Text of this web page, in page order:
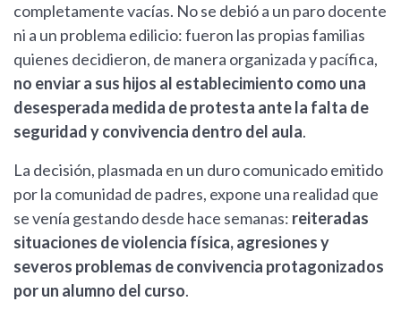
completamente vacías. No se debió a un paro docente
ni a un problema edilicio: fueron las propias familias
quienes decidieron, de manera organizada y pacífica,
no enviar a sus hijos al establecimiento como una
desesperada medida de protesta ante la falta de
seguridad y convivencia dentro del aula.
La decisión, plasmada en un duro comunicado emitido
por la comunidad de padres, expone una realidad que
se venía gestando desde hace semanas: reiteradas
situaciones de violencia física, agresiones y
severos problemas de convivencia protagonizados
por un alumno del curso.